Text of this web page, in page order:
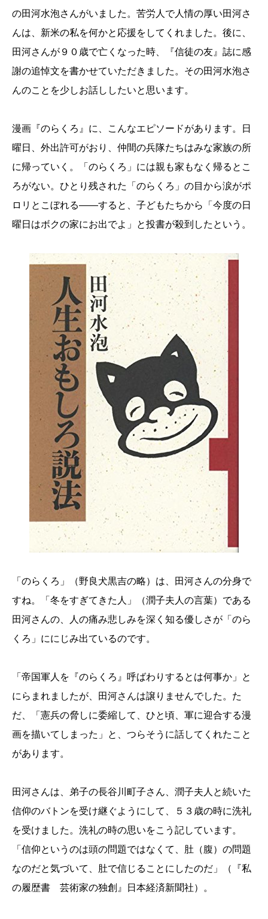
の田河水泡さんがいました。苦労人で人情の厚い田河さ
んは、新米の私を何かと応援をしてくれました。後に、
田河さんが９０歳で亡くなった時、『信徒の友』誌に感
謝の追悼文を書かせていただきました。その田河水泡さ
んのことを少しお話ししたいと思います。
漫画『のらくろ』に、こんなエピソードがあります。日
曜日、外出許可がおり、仲間の兵隊たちはみな家族の所
に帰っていく。「のらくろ」には親も家もなく帰るとこ
ろがない。ひとり残された「のらくろ」の目から涙がポ
ロリとこぼれる――すると、子どもたちから「今度の日
曜日はボクの家にお出でよ」と投書が殺到したという。
「のらくろ」（野良犬黒吉の略）は、田河さんの分身で
すね。「冬をすぎてきた人」（潤子夫人の言葉）である
田河さんの、人の痛み悲しみを深く知る優しさが「のら
くろ」ににじみ出ているのです。
「帝国軍人を『のらくろ』呼ばわりするとは何事か」と
にらまれましたが、田河さんは譲りませんでした。た
だ、「憲兵の脅しに委縮して、ひと頃、軍に迎合する漫
画を描いてしまった」と、つらそうに話してくれたこと
があります。
田河さんは、弟子の長谷川町子さん、潤子夫人と続いた
信仰のバトンを受け継ぐようにして、５３歳の時に洗礼
を受けました。洗礼の時の思いをこう記しています。
「信仰というのは頭の問題ではなくて、肚（腹）の問題
なのだと気づいて、肚で信じることにしたのだ」（『私
の履歴書 芸術家の独創』日本経済新聞社）。